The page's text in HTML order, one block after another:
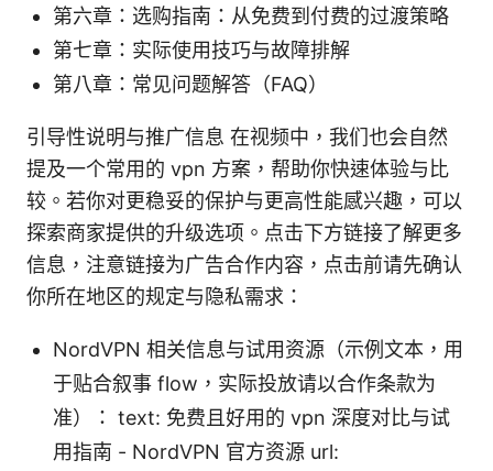
第六章：选购指南：从免费到付费的过渡策略
第七章：实际使用技巧与故障排解
第八章：常见问题解答（FAQ）
引导性说明与推广信息 在视频中，我们也会自然
提及一个常用的 vpn 方案，帮助你快速体验与比
较。若你对更稳妥的保护与更高性能感兴趣，可以
探索商家提供的升级选项。点击下方链接了解更多
信息，注意链接为广告合作内容，点击前请先确认
你所在地区的规定与隐私需求：
NordVPN 相关信息与试用资源（示例文本，用
于贴合叙事 flow，实际投放请以合作条款为
准）： text: 免费且好用的 vpn 深度对比与试
用指南 - NordVPN 官方资源 url: